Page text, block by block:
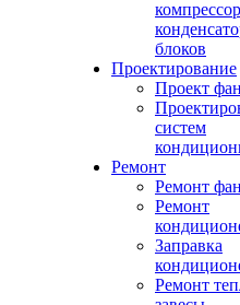
блоков
Проектирование
Проект
систем
Ремонт
Ремонт
Ремонт
Заправка
Ремонт